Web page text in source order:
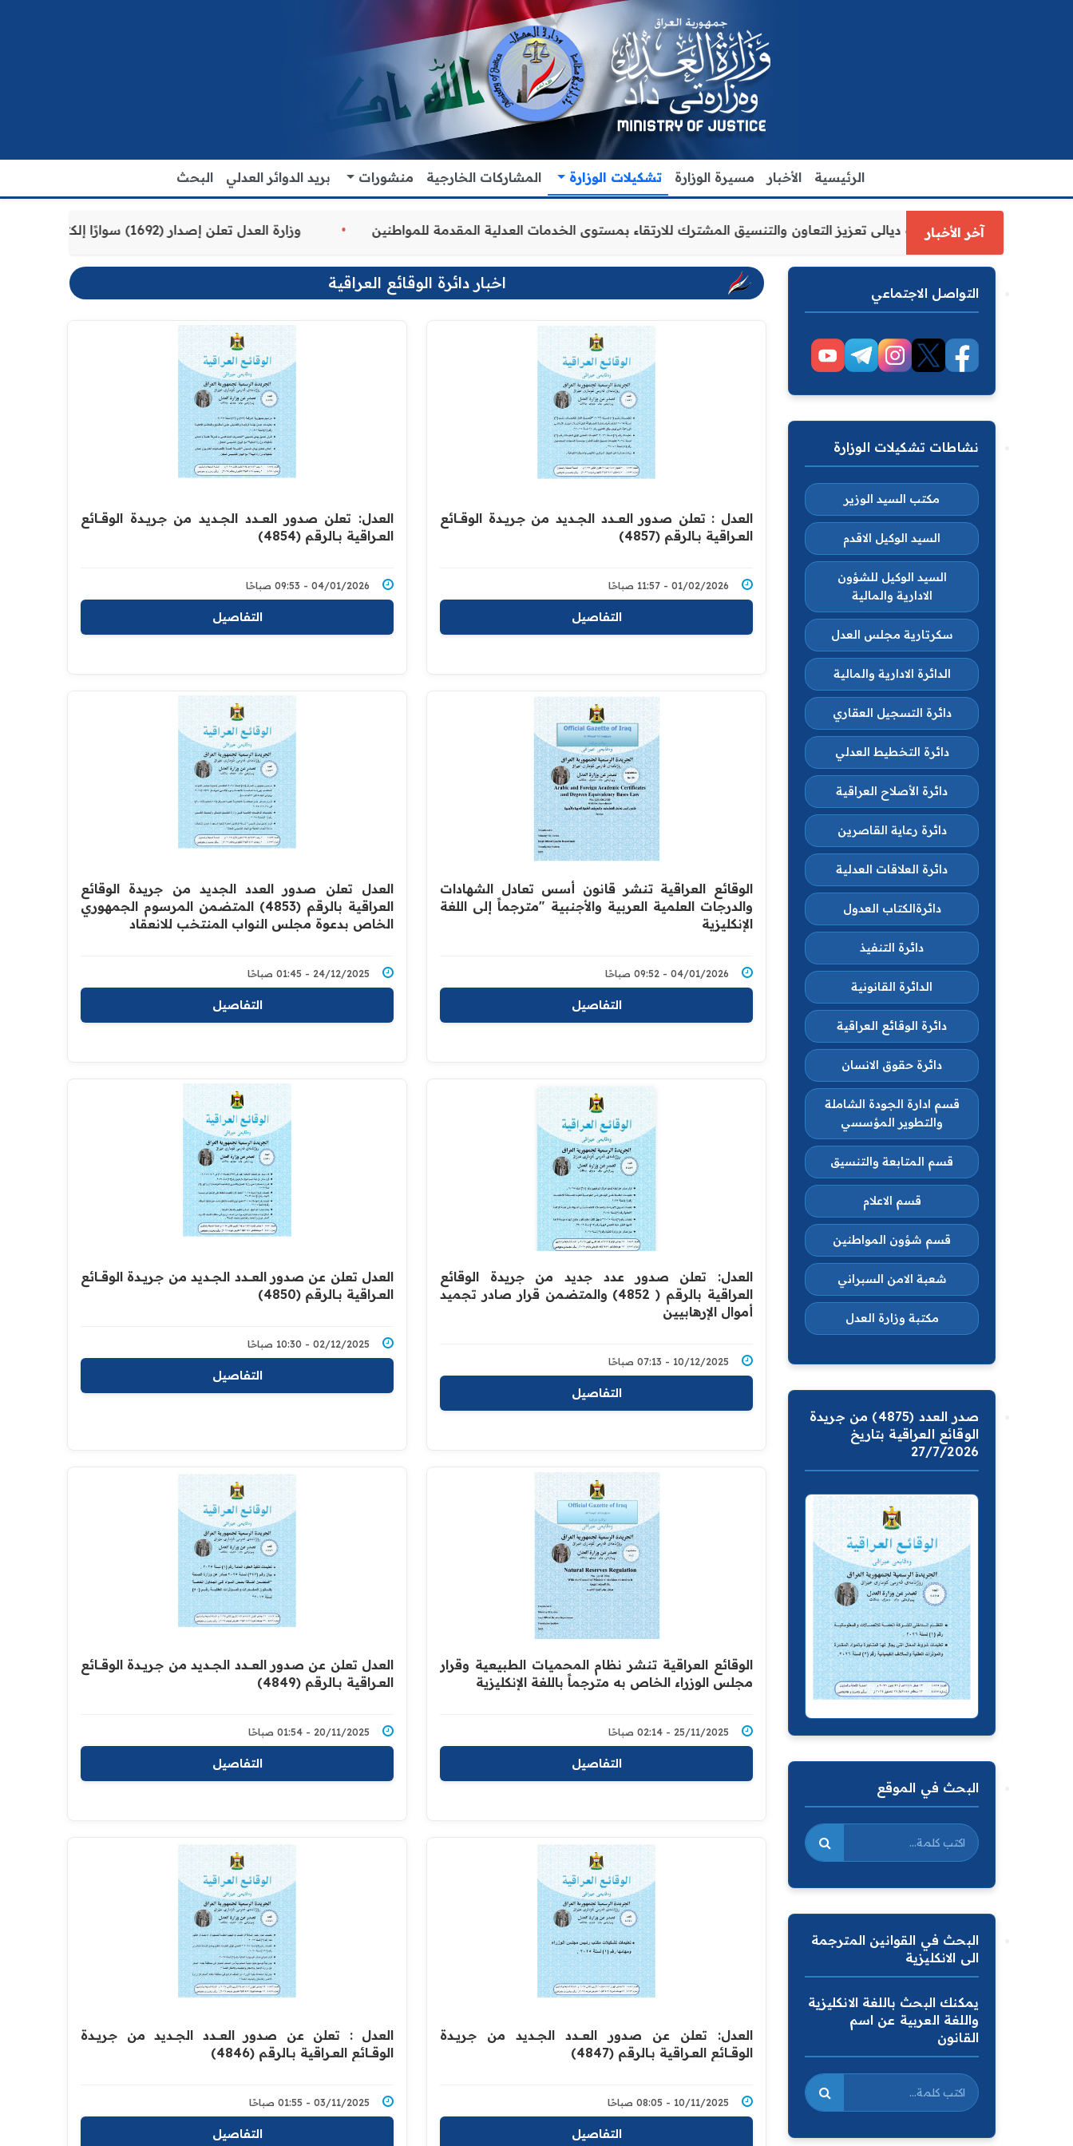
الرئيسية الأخبار مسيرة الوزارة تشكيلات الوزارة المشاركات الخارجية منشورات بريد الدوائر العدلي البحث
آخر الأخبار
الاقدم يبحث مع رئيس مجلس محافظة ديالى تعزيز التعاون والتنسيق المشترك للارتقاء بمستوى الخدمات العدلية المقدمة للمواطنين وزارة العدل تعلن إصدار (1692) سوارًا إلكترونيًا لنزلاء سجن الناصرية المركزي لتنظيم التعاملات المالية داخل المؤسسات الإصلاحية
اخبار دائرة الوقائع العراقية
العدل : تعلن صدور العــــدد الجـــديد من جـريــدة ‏الوقــــائع
العــراقية بــالرقم (4857)‏
01/02/2026 - 11:57 صباحًا
التفاصيل
العدل: تعلن صدور العــــدد الجـــديد من جـريــدة ‏الوقــــائع
العــراقية بــالرقم (4854)‏
04/01/2026 - 09:53 صباحًا
التفاصيل
الوقائع العراقية تنشر قانون أسس تعادل الشهادات
والدرجات العلمية العربية والأجنبية "مترجماً إلى اللغة
الإنكليزية
04/01/2026 - 09:52 صباحًا
التفاصيل
‏العدل تعلن صدور العدد الجديد من جريدة الوقائع
العراقية بالرقم (4853) المتضمن المرسوم الجمهوري
الخاص بدعوة مجلس النواب المنتخب للانعقاد
24/12/2025 - 01:45 صباحًا
التفاصيل
العدل: تعلن صدور عدد جديد من جريدة الوقائع
العراقية بالرقم ( 4852) والمتضمن قرار صادر تجميد
أموال الإرهابيين
10/12/2025 - 07:13 صباحًا
التفاصيل
العدل تعلن عن صدور العــــدد الجـــديد من جـريــدة ‏الوقــــائع
العــراقية بــالرقم (4850)‏
02/12/2025 - 10:30 صباحًا
التفاصيل
الوقائع العراقية تنشر نظام المحميات الطبيعية وقرار
مجلس الوزراء الخاص به مترجماً باللغة الإنكليزية
25/11/2025 - 02:14 صباحًا
التفاصيل
العدل تعلن عن صدور العــــدد الجـــديد من جـريــدة ‏الوقــــائع
العــراقية بــالرقم (4849)‏
20/11/2025 - 01:54 صباحًا
التفاصيل
العدل: تعلن عن صدور العــــدد الجـــديد من جـريــدة
‏الوقــــائع العــراقية بــالرقم (4847)‏
10/11/2025 - 08:05 صباحًا
التفاصيل
العدل : تعلن عن صدور العــــدد الجـــديد من جـريــدة
‏الوقــــائع العــراقية بــالرقم (4846)‏
03/11/2025 - 01:55 صباحًا
التفاصيل
التواصل الاجتماعي
نشاطات تشكيلات الوزارة
مكتب السيد الوزير
السيد الوكيل الاقدم
السيد الوكيل للشؤون
الادارية والمالية
سكرتارية مجلس العدل
الدائرة الادارية والمالية
دائرة التسجيل العقاري
دائرة التخطيط العدلي
دائرة الأصلاح العراقية
دائرة رعاية القاصرين
دائرة العلاقات العدلية
دائرةالكتاب العدول
دائرة التنفيذ
الدائرة القانونية
دائرة الوقائع العراقية
دائرة حقوق الانسان
قسم ادارة الجودة الشاملة
والتطوير المؤسسي
قسم المتابعة والتنسيق
قسم الاعلام
قسم شؤون المواطنين
شعبة الامن السبراني
مكتبة وزارة العدل
صدر العدد (4875) من جريدة
الوقائع العراقية بتاريخ
27/7/2026
البحث في الموقع
البحث في القوانين المترجمة
الى الانكليزية
يمكنك البحث باللغة الانكليزية
واللغة العربية عن اسم
القانون